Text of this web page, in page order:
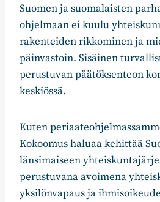
Suomen ja suomalaisten
ohjelmaan ei kuulu
rakenteiden rikkominen ja
päinvastoin. Sisäinen
perustuvan päätöksenteon
keskiössä.
Kuten
Kokoomus haluaa kehittää
länsimaiseen
perustuvana avoimena
yksilönvapaus ja